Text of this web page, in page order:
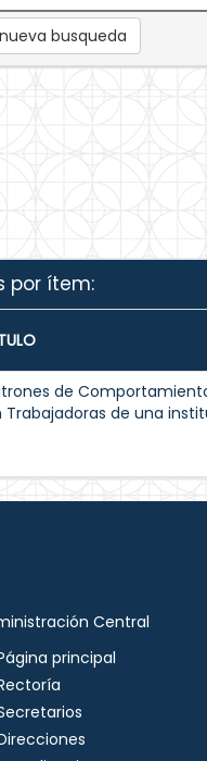
busqueda
por ítem:
de
Trabajadoras de una
Central
principal